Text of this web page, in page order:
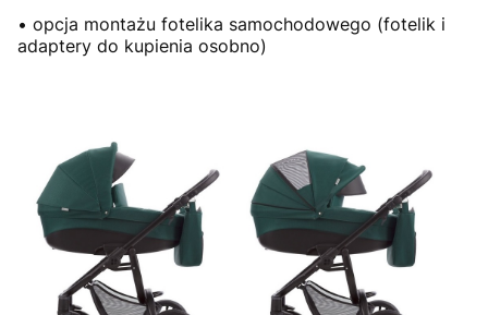
• opcja montażu fotelika samochodowego (fotelik i
adaptery do kupienia osobno)